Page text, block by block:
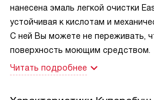
нанесена эмаль легкой очистки
устойчивая к кислотам и
С ней Вы можете не переживать,
поверхность моющим средством.
Читать подробнее